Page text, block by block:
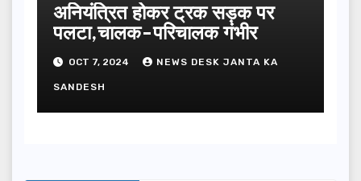
अनियंत्रित होकर ट्रक सड़क पर
पलटा,चालक-परिचालक गंभीर
OCT 7, 2024 NEWS DESK JANTA KA
SANDESH